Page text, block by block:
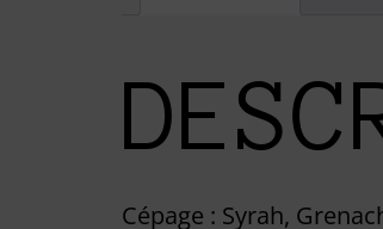
Cépage : Syrah,